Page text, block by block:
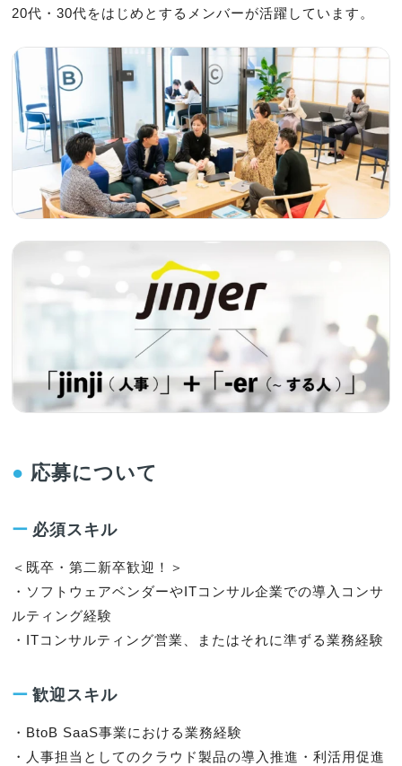
20代・30代をはじめとするメンバーが活躍しています。
● 応募について
ー 必須スキル
＜既卒・第二新卒歓迎！＞
・ソフトウェアベンダーやITコンサル企業での導入コンサ
ルティング経験
・ITコンサルティング営業、またはそれに準ずる業務経験
ー 歓迎スキル
・BtoB SaaS事業における業務経験
・人事担当としてのクラウド製品の導入推進・利活用促進